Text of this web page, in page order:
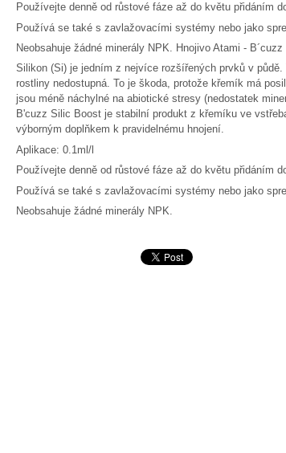
Používejte denně od růstové fáze až do květu přidáním
Používá se také s zavlažovacími systémy nebo jako
Neobsahuje žádné minerály NPK. Hnojivo Atami -
Silikon (Si) je jedním z nejvíce rozšířených prvků v
rostliny nedostupná. To je škoda, protože křemík má
jsou méně náchylné na abiotické stresy (nedostatek
B'cuzz Silic Boost je stabilní produkt z křemíku ve
výborným doplňkem k pravidelnému hnojení.
Aplikace: 0.1ml/l
Používejte denně od růstové fáze až do květu přidáním
Používá se také s zavlažovacími systémy nebo jako
Neobsahuje žádné minerály NPK.